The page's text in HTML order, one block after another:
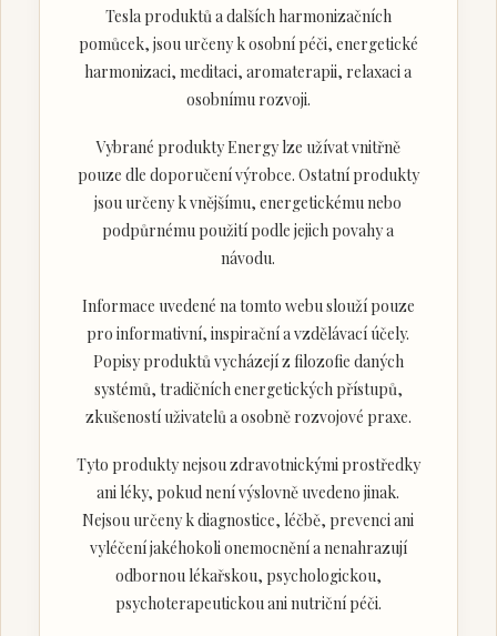
Tesla produktů a dalších harmonizačních
pomůcek, jsou určeny k osobní péči, energetické
harmonizaci, meditaci, aromaterapii, relaxaci a
osobnímu rozvoji.
Vybrané produkty Energy lze užívat vnitřně
pouze dle doporučení výrobce. Ostatní produkty
jsou určeny k vnějšímu, energetickému nebo
podpůrnému použití podle jejich povahy a
návodu.
Informace uvedené na tomto webu slouží pouze
pro informativní, inspirační a vzdělávací účely.
Popisy produktů vycházejí z filozofie daných
systémů, tradičních energetických přístupů,
zkušeností uživatelů a osobně rozvojové praxe.
Tyto produkty nejsou zdravotnickými prostředky
ani léky, pokud není výslovně uvedeno jinak.
Nejsou určeny k diagnostice, léčbě, prevenci ani
vyléčení jakéhokoli onemocnění a nenahrazují
odbornou lékařskou, psychologickou,
psychoterapeutickou ani nutriční péči.